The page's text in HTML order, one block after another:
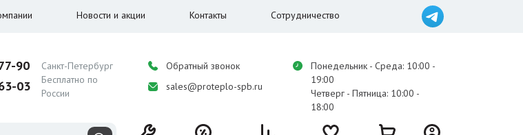
Новости и акции Контакты Сотрудничество
90 Санкт-Петербург
03
Бесплатно по
России
Обратный звонок
sales@proteplo-spb.ru
Понедельник - Среда: 10:00 -
19:00
Четверг - Пятница: 10:00 -
18:00